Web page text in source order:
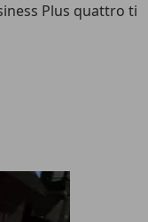
Plus quattro ti